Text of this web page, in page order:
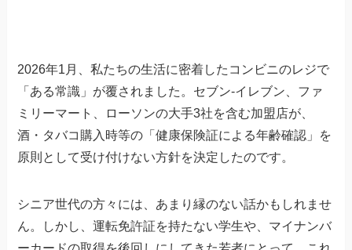
2026年1月、私たちの生活に密着したコンビニのレジで
「ある常識」が覆されました。セブン-イレブン、ファ
ミリーマート、ローソンの大手3社を含む加盟店が、
酒・タバコ購入時等の「健康保険証による年齢確認」を
原則として受け付けない方針を決定したのです。
シニア世代の方々には、あまり縁のない話かもしれませ
ん。しかし、運転免許証を持たない学生や、マイナンバ